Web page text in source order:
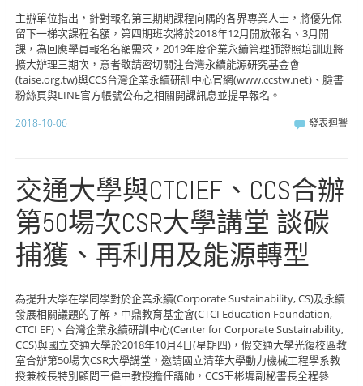
主辦單位指出，針對報名第三期期課程向隅的各界專業人士，將優先保
留下一梯次課程名額，第四期班次將於2018年12月開放報名、3月開
課，為回應學員報名名額需求，2019年度企業永續管理師證照培訓班將
擴大辦理三期次，意者敬請密切關注台灣永續能源研究基金會
(taise.org.tw)與CCS台灣企業永續研訓中心官網(www.ccstw.net)、臉書
粉絲頁與LINE官方帳號公布之相關開課訊息並提早報名。
2018-10-06 發表迴響
交通大學與CTCIEF、CCS合辦
第50場次CSR大學講堂 談碳
捕獲、再利用及能源轉型
為提升大學在學同學對於企業永續(Corporate Sustainability, CS)及永續
發展相關議題的了解，中鼎教育基金會(CTCI Education Foundation,
CTCI EF)、台灣企業永續研訓中心(Center for Corporate Sustainability,
CCS)與國立交通大學於2018年10月4日(星期四)，假交通大學光復校區教
室合辦第50場次CSR大學講堂，邀請國立清華大學動力機械工程學系教
授兼校長特別顧問王偉中教授擔任講師，CCS王彬墀副秘書長全程參